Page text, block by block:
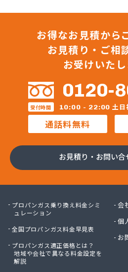
お得なお見積から
お見積り・ご相
お受けいたし
0120-
受付時間 10:00 - 22:00 土日
通話料無料
お見積り・お問い合
プロパンガス乗り換え料金シミ
ュレーション
全国プロパンガス料金早見表
プロパンガス適正価格とは？
地域や会社で異なる料金設定を
解説
会
個
お